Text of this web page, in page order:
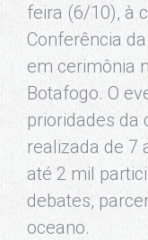
feira (6/10), à
Conferência
em cerimônia
Botafogo. O
prioridades da
realizada de 7
até 2 mil
debates,
oceano.